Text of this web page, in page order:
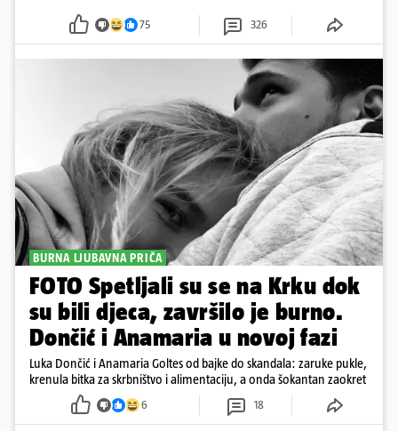
75 326
BURNA LJUBAVNA PRIČA
FOTO Spetljali su se na Krku dok
su bili djeca, završilo je burno.
Dončić i Anamaria u novoj fazi
Luka Dončić i Anamaria Goltes od bajke do skandala: zaruke pukle,
krenula bitka za skrbništvo i alimentaciju, a onda šokantan zaokret
6 18